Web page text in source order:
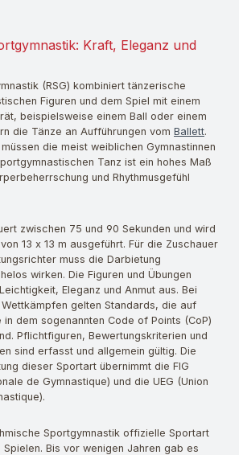
Kraft, Eleganz und
(RSG) kombiniert tänzerische
Figuren und dem Spiel mit einem
beispielsweise einem Ball oder einem
die Tänze an Aufführungen vom Ballett.
die meist weiblichen Gymnastinnen
Tanz ist ein hohes Maß
und Rhythmusgefühl
zwischen 75 und 90 Sekunden und wird
13 x 13 m ausgeführt. Für die Zuschauer
muss die Darbietung
wirken. Die Figuren und Übungen
Eleganz und Anmut aus. Bei
gelten Standards, die auf
in dem sogenannten Code of Points (CoP)
Pflichtfiguren, Bewertungskriterien und
sind erfasst und allgemein gültig. Die
dieser Sportart übernimmt die FIG
de Gymnastique) und die UEG (Union
Sportgymnastik offizielle Sportart
Bis vor wenigen Jahren gab es